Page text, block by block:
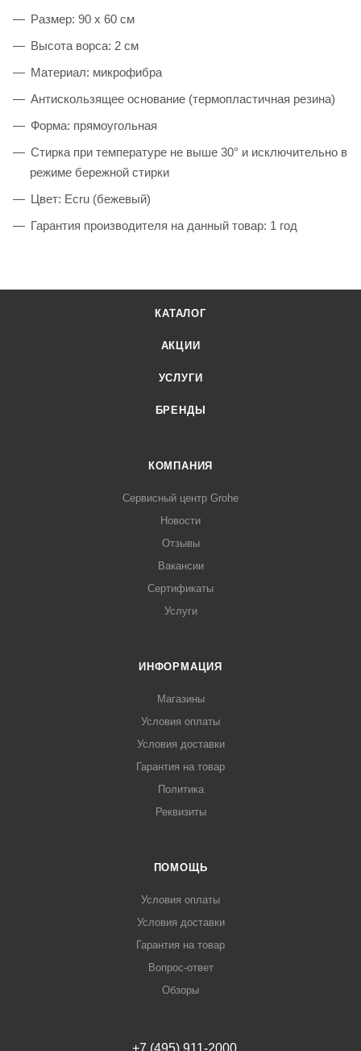
Размер: 90 x 60 см
Высота ворса: 2 см
Материал: микрофибра
Антискользящее основание (термопластичная резина)
Форма: прямоугольная
Стирка при температуре не выше 30° и исключительно в
режиме бережной стирки
Цвет: Ecru (бежевый)
Гарантия производителя на данный товар: 1 год
КАТАЛОГ
АКЦИИ
УСЛУГИ
БРЕНДЫ
КОМПАНИЯ
Сервисный центр Grohe
Новости
Отзывы
Вакансии
Сертификаты
Услуги
ИНФОРМАЦИЯ
Магазины
Условия оплаты
Условия доставки
Гарантия на товар
Политика
Реквизиты
ПОМОЩЬ
Условия оплаты
Условия доставки
Гарантия на товар
Вопрос-ответ
Обзоры
+7 (495) 911-2000